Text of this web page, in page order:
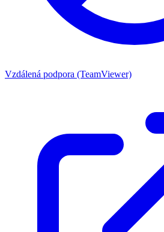
Vzdálená podpora (TeamViewer)